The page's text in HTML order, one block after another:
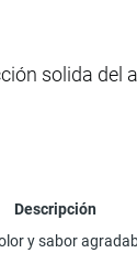
solida del
Descripción
y sabor